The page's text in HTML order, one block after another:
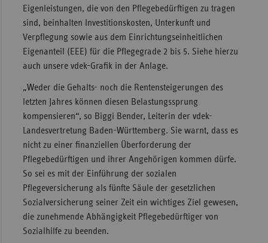
Eigenleistungen, die von den Pflegebedürftigen zu tragen
sind, beinhalten Investitionskosten, Unterkunft und
Verpflegung sowie aus dem Einrichtungseinheitlichen
Eigenanteil (EEE) für die Pflegegrade 2 bis 5. Siehe hierzu
auch unsere vdek-Grafik in der Anlage.
„Weder die Gehalts- noch die Rentensteigerungen des
letzten Jahres können diesen Belastungssprung
kompensieren“, so Biggi Bender, Leiterin der vdek-
Landesvertretung Baden-Württemberg. Sie warnt, dass es
nicht zu einer finanziellen Überforderung der
Pflegebedürftigen und ihrer Angehörigen kommen dürfe.
So sei es mit der Einführung der sozialen
Pflegeversicherung als fünfte Säule der gesetzlichen
Sozialversicherung seiner Zeit ein wichtiges Ziel gewesen,
die zunehmende Abhängigkeit Pflegebedürftiger von
Sozialhilfe zu beenden.